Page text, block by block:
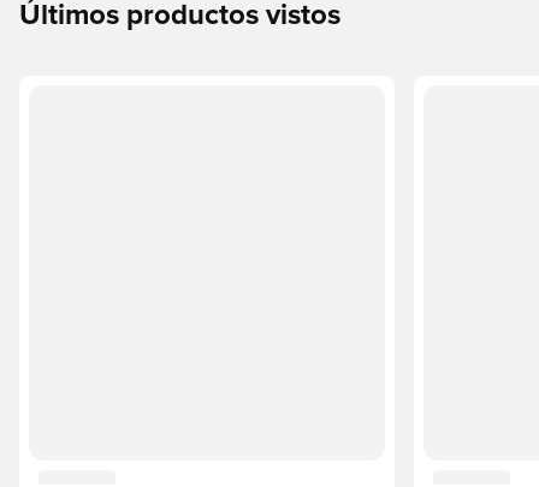
Últimos productos vistos